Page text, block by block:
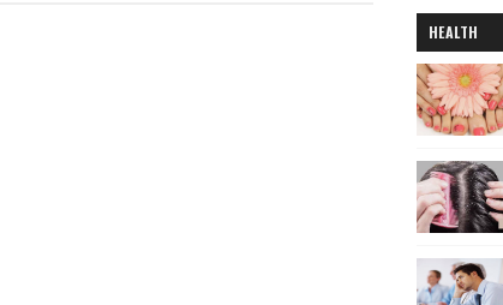
HEALTH